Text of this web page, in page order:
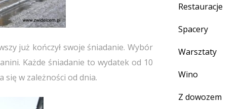
już kończył swoje śniadanie. Wybór
Każde śniadanie to wydatek od 10
w zależności od dnia.
Restauracje
Spacery
Warsztaty
Wino
Z dowozem